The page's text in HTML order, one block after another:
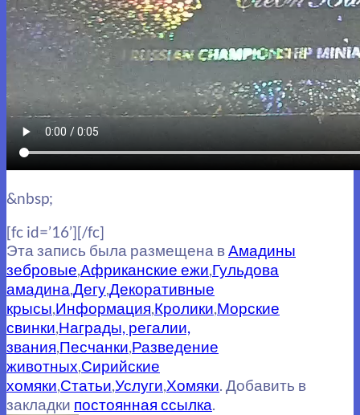
&nbsp;
[fc id=’16’][/fc]
Эта запись была размещена вАмадины
зебровые,Африканские ежи,Гульдова
амадина,Дегу,Декоративные
крысы,Информация,Кролики,Морские
свинки,Награды, регалии,
звания,Песчанки,Разведение
животных,Сирийские
хомяки,Статьи,Услуги,Хомяки. Добавить в
закладки постоянная ссылка.